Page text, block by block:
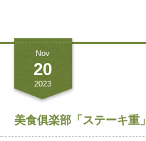
Nov
20
2023
美食俱楽部「ステーキ重」